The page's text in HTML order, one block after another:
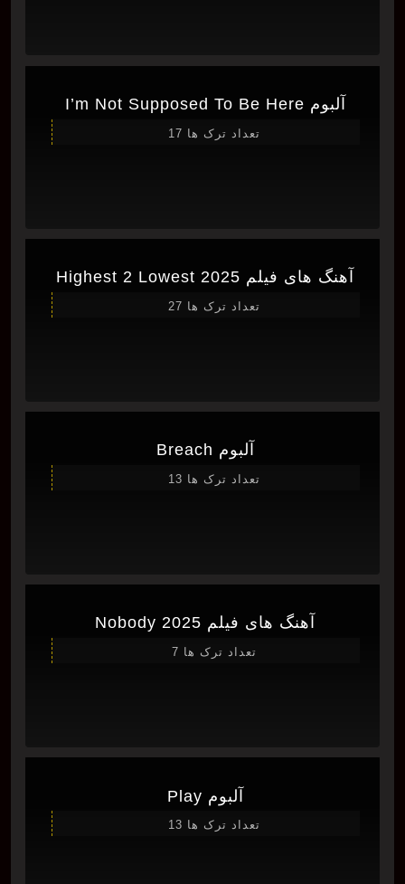
آلبوم I’m Not Supposed To Be Here
تعداد ترک ها 17
آهنگ های فیلم Highest 2 Lowest 2025
تعداد ترک ها 27
آلبوم Breach
تعداد ترک ها 13
آهنگ های فیلم Nobody 2025
تعداد ترک ها 7
آلبوم Play
تعداد ترک ها 13